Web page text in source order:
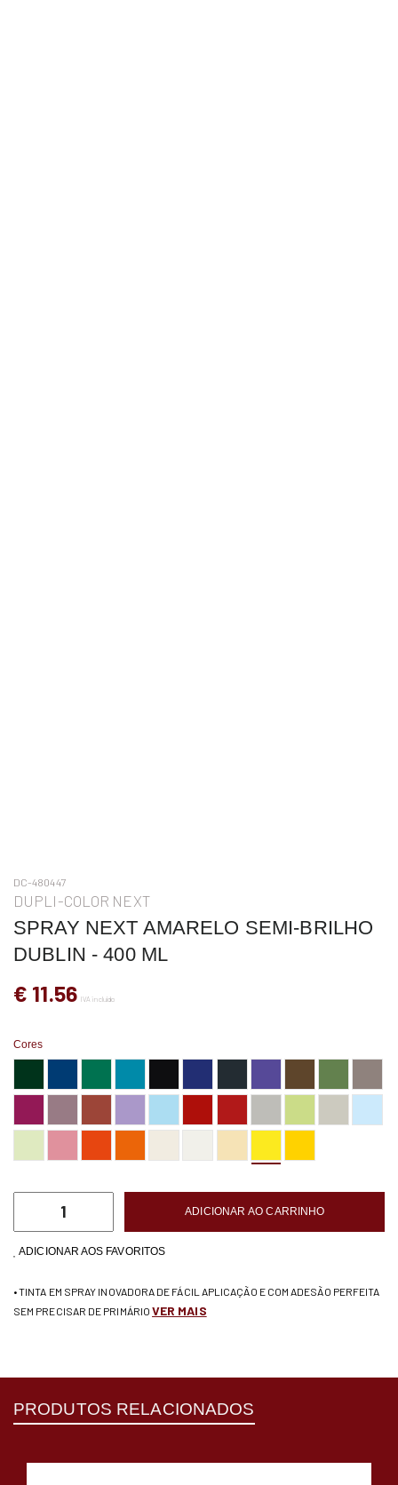
DC-480447
DUPLI-COLOR NEXT
SPRAY NEXT AMARELO SEMI-BRILHO
DUBLIN - 400 ML
€ 11.56 IVA incluído
Cores
ADICIONAR AO CARRINHO
ADICIONAR AOS FAVORITOS
• TINTA EM SPRAY INOVADORA DE FÁCIL APLICAÇÃO E COM ADESÃO PERFEITA
SEM PRECISAR DE PRIMÁRIOVER MAIS
PRODUTOS RELACIONADOS